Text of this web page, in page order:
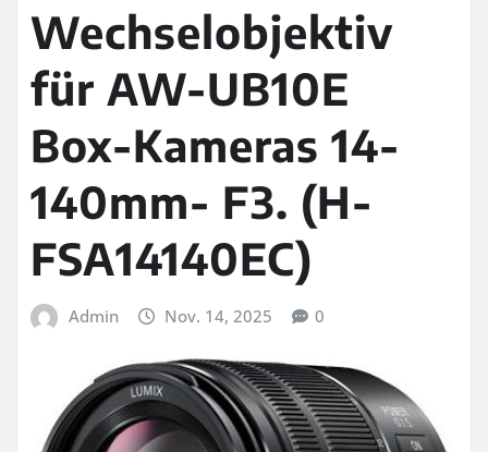
Wechselobjektiv
für AW-UB10E
Box-Kameras 14-
140mm- F3. (H-
FSA14140EC)
Admin Nov. 14, 2025 0